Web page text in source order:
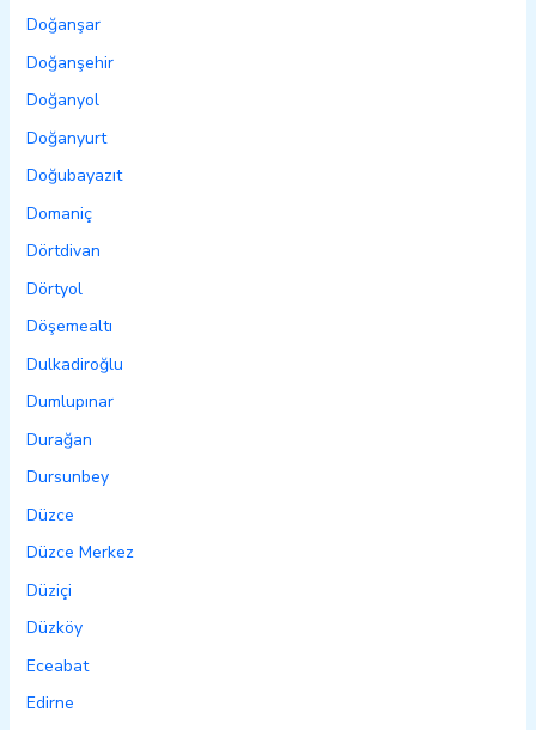
Doğanşar
Doğanşehir
Doğanyol
Doğanyurt
Doğubayazıt
Domaniç
Dörtdivan
Dörtyol
Döşemealtı
Dulkadiroğlu
Dumlupınar
Durağan
Dursunbey
Düzce
Düzce Merkez
Düziçi
Düzköy
Eceabat
Edirne